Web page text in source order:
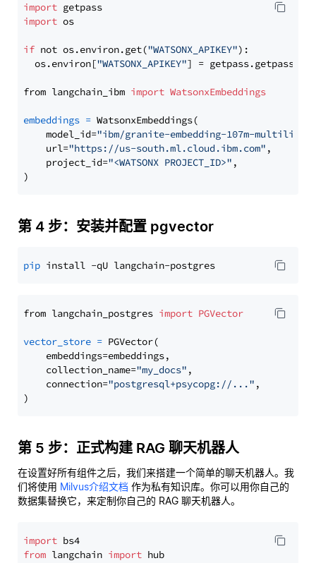
import
import os
if not os.environ.get("WATSONX_APIKEY"):
  os.environ[
"WATSONX_APIKEY"] = getpass.getpass(
from langchain_ibm import WatsonxEmbeddings
embeddings = WatsonxEmbeddings(
    model_id=
"ibm/granite-embedding-107m-
    url=
"https://us-south.ml.cloud.ibm.com" ,
    project_id=
"<WATSONX PROJECT_ID>" ,
第 4 步：安装并配置 pgvector
pip
from langchain_postgres import PGVector
vector_store = PGVector(
    embeddings=embeddings,
    collection_name=
"my_docs" ,
    connection=
"postgresql+psycopg://..." ,
第 5 步：正式构建 RAG 聊天机器人
在设置好所有组件之后，我们来搭建一个简单的聊天机器人。我
们将使用 Milvus介绍文档 作为私有知识库。你可以用你自己的
数据集替换它，来定制你自己的 RAG 聊天机器人。
import
from langchain import